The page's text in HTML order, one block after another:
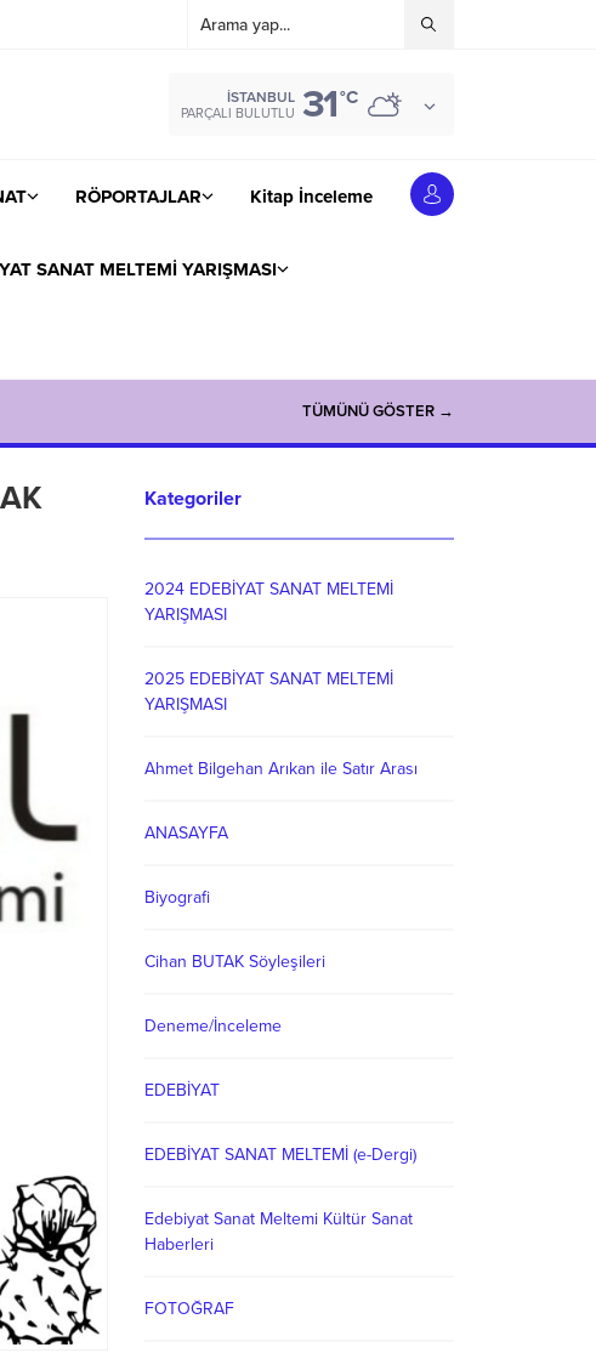
İSTANBUL
PARÇALI BULUTLU 31°C
RÖPORTAJLAR Kitap İnceleme
SANAT MELTEMİ YARIŞMASI
TÜMÜNÜ GÖSTER →
Kategoriler
2024 EDEBİYAT SANAT MELTEMİ
YARIŞMASI
2025 EDEBİYAT SANAT MELTEMİ
YARIŞMASI
Ahmet Bilgehan Arıkan ile Satır Arası
ANASAYFA
Biyografi
Cihan BUTAK Söyleşileri
Deneme/İnceleme
EDEBİYAT
EDEBİYAT SANAT MELTEMİ (e-Dergi)
Edebiyat Sanat Meltemi Kültür Sanat
Haberleri
FOTOĞRAF